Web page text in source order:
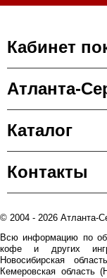
Кабинет
Атланта-
Каталог
Контакты
© 2004 - 2026 Атланта-
Всю информацию по
кофе и других
Новосибирская
Кемеровская область